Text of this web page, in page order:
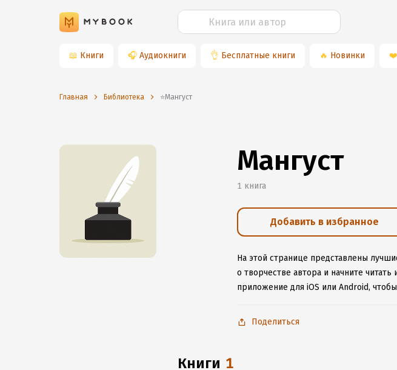
📖 Книги 🎧 Аудиокниги 👌 Бесплатные книги 🔥 Новинки ❤️
Главная Библиотека ⭐️Мангуст
Мангуст
1 книга
Добавить в избранное
На этой странице представлены
о творчестве автора и начните
приложение для iOS или Android,
Поделиться
книги 1